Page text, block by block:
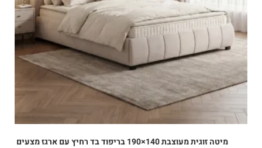
מיטה זוגית מעוצבת 140×190 בריפוד בד רחיץ עם ארגז מצעים